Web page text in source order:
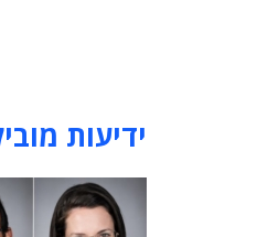
ידיעות